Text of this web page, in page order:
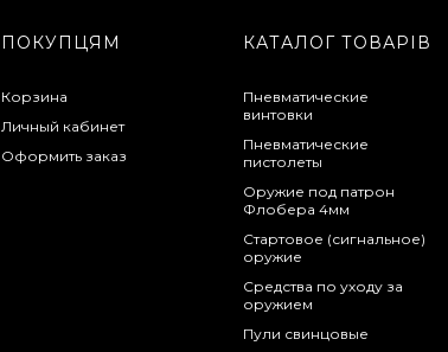
ПОКУПЦЯМ
Корзина
Личный кабинет
Оформить заказ
КАТАЛОГ ТОВАРІВ
Пневматические
винтовки
Пневматические
пистолеты
Оружие под патрон
Флобера 4мм
Стартовое (сигнальное)
оружие
Средства по уходу за
оружием
Пули свинцовые